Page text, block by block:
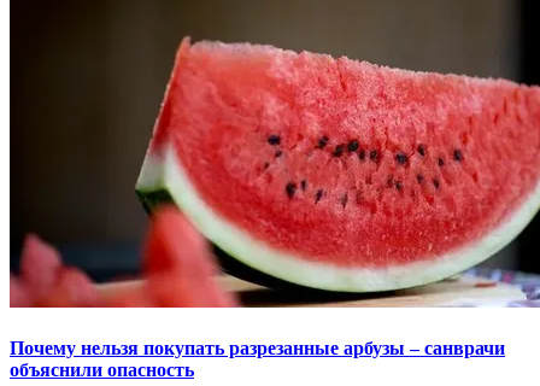
Почему нельзя покупать разрезанные арбузы – санврачи
объяснили опасность